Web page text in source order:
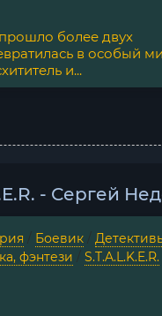
более двух
в особый
и...
- Сергей
Боевик
фэнтези S.T.A.L.K.E.R.